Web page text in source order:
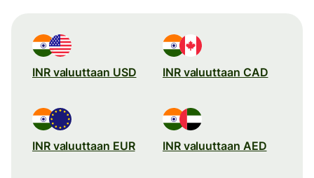
INR valuuttaan USD INR valuuttaan CAD
INR valuuttaan EUR INR valuuttaan AED